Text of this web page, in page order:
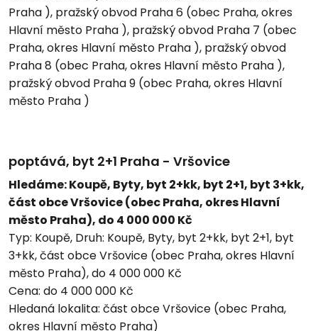
Praha ), pražský obvod Praha 6 (obec Praha, okres
Hlavní město Praha ), pražský obvod Praha 7 (obec
Praha, okres Hlavní město Praha ), pražský obvod
Praha 8 (obec Praha, okres Hlavní město Praha ),
pražský obvod Praha 9 (obec Praha, okres Hlavní
město Praha )
poptává, byt 2+1 Praha - Vršovice
Hledáme: Koupě, Byty, byt 2+kk, byt 2+1, byt 3+kk,
část obce Vršovice (obec Praha, okres Hlavní
město Praha), do 4 000 000 Kč
Typ: Koupě, Druh: Koupě, Byty, byt 2+kk, byt 2+1, byt
3+kk, část obce Vršovice (obec Praha, okres Hlavní
město Praha), do 4 000 000 Kč
Cena: do 4 000 000 Kč
Hledaná lokalita: část obce Vršovice (obec Praha,
okres Hlavní město Praha)